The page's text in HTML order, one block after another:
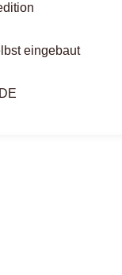
eingebaut